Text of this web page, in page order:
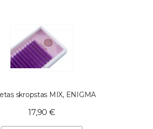
skropstas MIX, ENIGMA
17,90 €